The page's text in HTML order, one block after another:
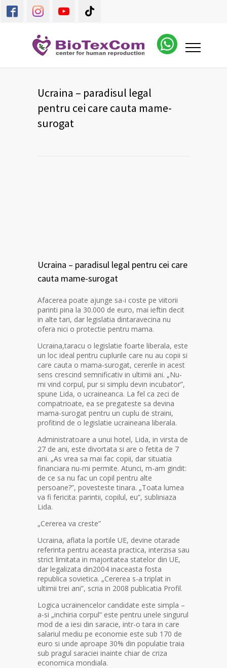
Ucraina – paradisul legal
pentru cei care cauta mame-
surogat
Ucraina – paradisul legal pentru cei care
cauta mame-surogat
Afacerea poate ajunge sa-i coste pe viitorii
parinti pina la 30.000 de euro, mai ieftin decit
in alte tari, dar legislatia dintaravecina nu
ofera nici o protectie pentru mama.
Ucraina,taracu o legislatie foarte liberala, este
un loc ideal pentru cuplurile care nu au copii si
care cauta o mama-surogat, cererile in acest
sens crescind semnificativ in ultimii ani. „Nu-
mi vind corpul, pur si simplu devin incubator”,
spune Lida, o ucraineanca. La fel ca zeci de
compatrioate, ea se pregateste sa devina
mama-surogat pentru un cuplu de straini,
profitind de o legislatie ucraineana liberala.
Administratoare a unui hotel, Lida, in virsta de
27 de ani, este divortata si are o fetita de 7
ani. „As vrea sa mai fac copii, dar situatia
financiara nu-mi permite. Atunci, m-am gindit:
de ce sa nu fac un copil pentru alte
persoane?”, povesteste tinara. „Toata lumea
va fi fericita: parintii, copilul, eu”, subliniaza
Lida.
„Cererea va creste”
Ucraina, aflata la portile UE, devine otarade
referinta pentru aceasta practica, interzisa sau
strict limitata in majoritatea statelor din UE,
dar legalizata din2004 inaceasta fosta
republica sovietica. „Cererea s-a triplat in
ultimii trei ani”, scria in 2008 publicatia Profil.
Logica ucrainencelor candidate este simpla –
a-si „inchiria corpul” este pentru unele singurul
mod de a iesi din saracie, intr-o tara in care
salariul mediu pe economie este sub 170 de
euro si unde aproape 30% din populatie traia
sub pragul saraciei inainte chiar de criza
economica mondiala.